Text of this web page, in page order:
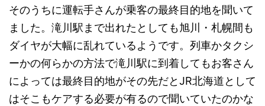
そのうちに運転手さんが乗客の最終目的地を聞いて
ました。滝川駅まで出れたとしても旭川・札幌間も
ダイヤが大幅に乱れているようです。列車かタクシ
ーかの何らかの方法で滝川駅に到着してもお客さん
によっては最終目的地がその先だとJR北海道として
はそこもケアする必要が有るので聞いていたのかな